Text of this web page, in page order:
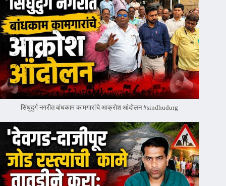
सिंधुदुर्ग नगरीत बांधकाम कामगारांचे आक्रोश आंदोलन #sindhudurg